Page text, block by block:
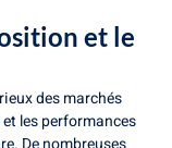
et le
des marchés
les performances